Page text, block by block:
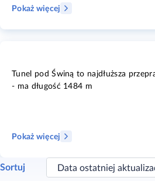
Pokaż więcej
Tunel pod Świną to najdłuższa
- ma długość 1484 m
Pokaż więcej
Sortuj